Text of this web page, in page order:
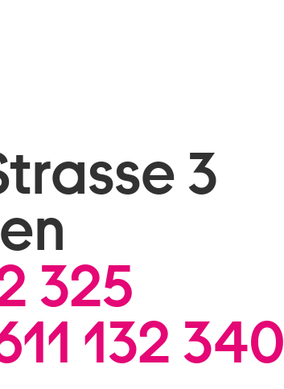
3
325
132 340